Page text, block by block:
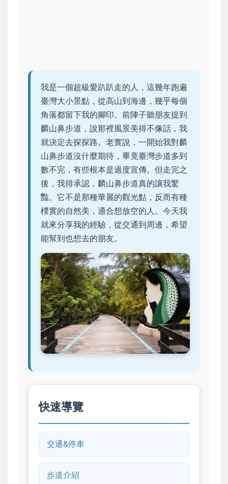
我是一個超級愛趴趴走的人，這幾年跑遍
臺灣大小景點，從高山到海邊，幾乎每個
角落都留下我的腳印。前陣子聽朋友提到
麟山鼻步道，說那裡風景美得不像話，我
就決定去探探路。老實說，一開始我對麟
山鼻步道沒什麼期待，畢竟臺灣步道多到
數不完，有些根本是過度宣傳。但走完之
後，我得承認，麟山鼻步道真的讓我驚
豔。它不是那種華麗的觀光點，反而有種
樸實的自然美，適合想放空的人。今天我
就來分享我的經驗，從交通到周邊，希望
能幫到也想去的朋友。
快速導覽
交通&停車
步道介紹